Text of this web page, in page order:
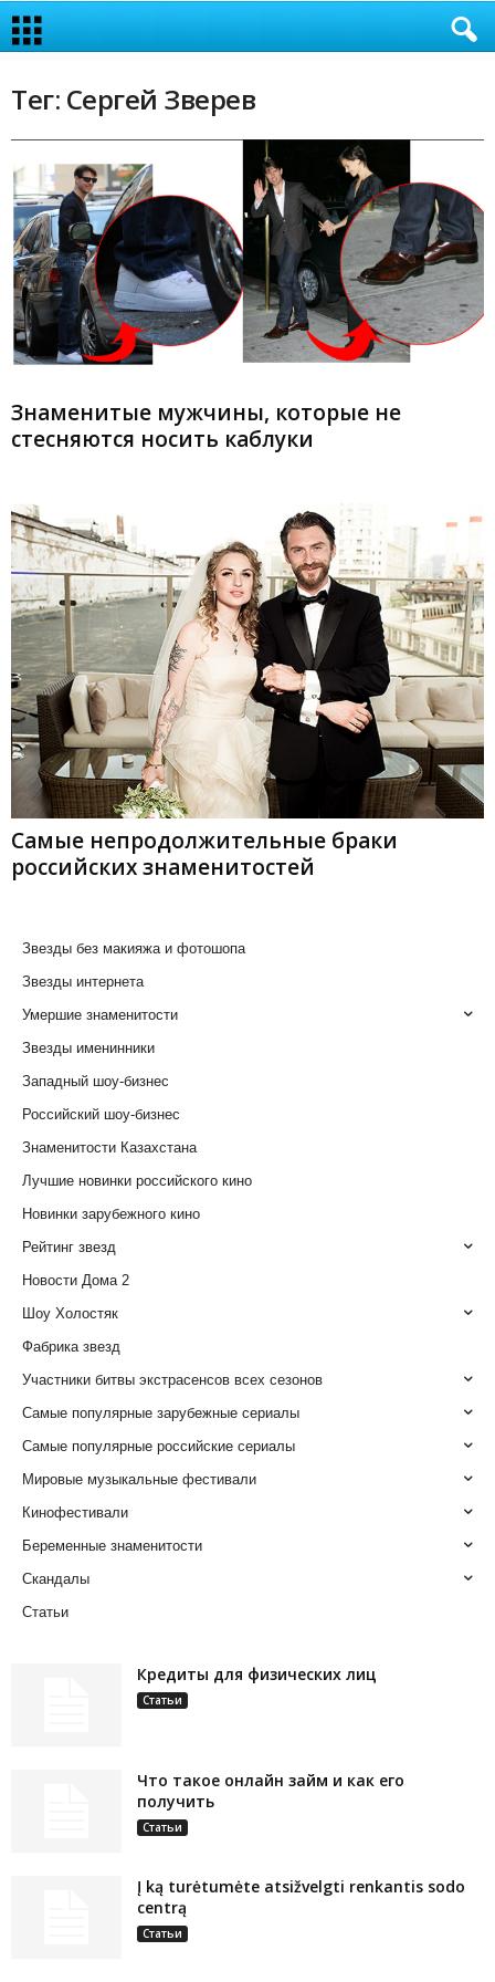
Тег: Сергей Зверев
Знаменитые мужчины, которые не
стесняются носить каблуки
Самые непродолжительные браки
российских знаменитостей
Звезды без макияжа и фотошопа
Звезды интернета
Умершие знаменитости
Звезды именинники
Западный шоу-бизнес
Российский шоу-бизнес
Знаменитости Казахстана
Лучшие новинки российского кино
Новинки зарубежного кино
Рейтинг звезд
Новости Дома 2
Шоу Холостяк
Фабрика звезд
Участники битвы экстрасенсов всех сезонов
Самые популярные зарубежные сериалы
Самые популярные российские сериалы
Мировые музыкальные фестивали
Кинофестивали
Беременные знаменитости
Скандалы
Статьи
Кредиты для физических лиц
Статьи
Что такое онлайн займ и как его
получить
Статьи
Į ką turėtumėte atsižvelgti renkantis sodo
centrą
Статьи